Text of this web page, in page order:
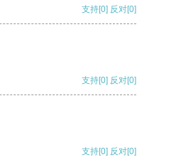
支持[0] 反对[0]
支持[0] 反对[0]
支持[0] 反对[0]